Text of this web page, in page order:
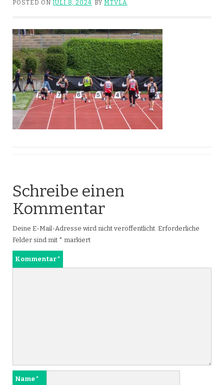
POSTED ON JULI 8, 2024 BY MTVLA
Schreibe einen
Kommentar
Deine E-Mail-Adresse wird nicht veröffentlicht. Erforderliche
Felder sind mit * markiert
Kommentar*
Name*